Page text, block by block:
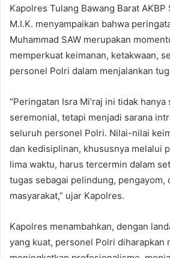
Kapolres Tulang Bawang Barat AKBP
M.I.K. menyampaikan bahwa
Muhammad SAW merupakan
memperkuat keimanan, ketakwaan,
personel Polri dalam menjalankan
“Peringatan Isra Mi’raj ini tidak
seremonial, tetapi menjadi sarana
seluruh personel Polri. Nilai-nilai
dan kedisiplinan, khususnya melalui
lima waktu, harus tercermin dalam
tugas sebagai pelindung, pengayom,
masyarakat,” ujar Kapolres.
Kapolres menambahkan, dengan
yang kuat, personel Polri diharapkan